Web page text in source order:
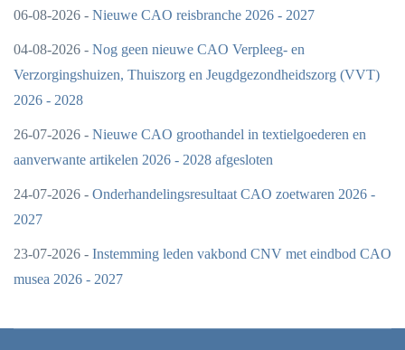
06-08-2026 - Nieuwe CAO reisbranche 2026 - 2027
04-08-2026 - Nog geen nieuwe CAO Verpleeg- en
Verzorgingshuizen, Thuiszorg en Jeugdgezondheidszorg (VVT)
2026 - 2028
26-07-2026 - Nieuwe CAO groothandel in textielgoederen en
aanverwante artikelen 2026 - 2028 afgesloten
24-07-2026 - Onderhandelingsresultaat CAO zoetwaren 2026 -
2027
23-07-2026 - Instemming leden vakbond CNV met eindbod CAO
musea 2026 - 2027